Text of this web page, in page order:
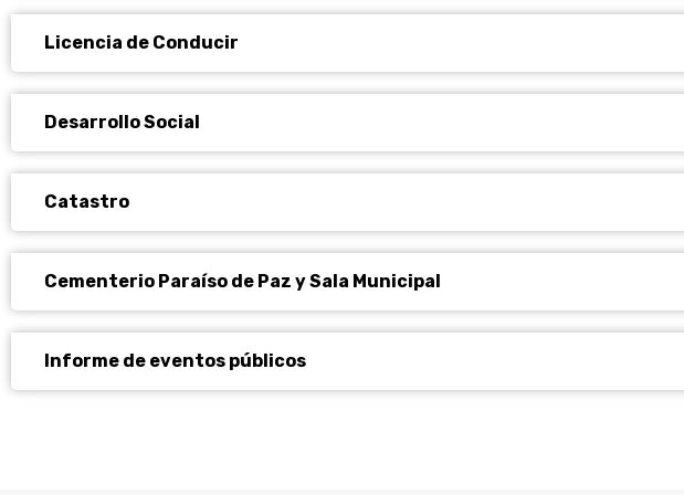
Licencia de Conducir
Desarrollo Social
Catastro
Cementerio Paraíso de Paz y Sala Municipal
Informe de eventos públicos